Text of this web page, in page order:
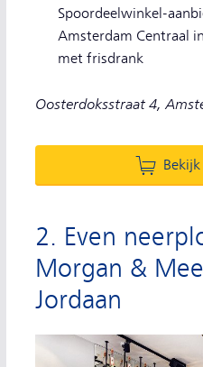
Spoordeelwinkel-
Amsterdam Centraal
met frisdrank
Oosterdoksstraat 4,
2. Even
Morgan &
Jordaan